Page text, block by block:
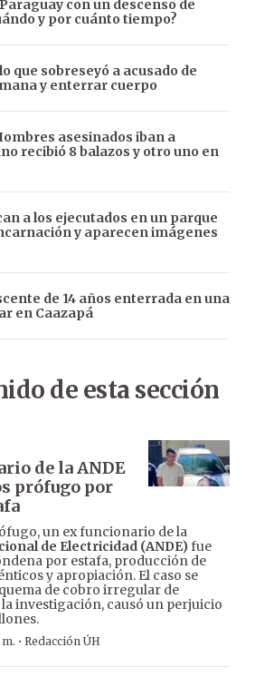
con un descenso de
y por cuánto tiempo?
que sobreseyó a acusado de
y enterrar cuerpo
asesinados iban a
recibió 8 balazos y otro uno en
a los ejecutados en un parque
y aparecen imágenes
de 14 años enterrada en una
en Caazapá
de esta sección
de la ANDE
prófugo por
un ex funcionario de la
de Electricidad (ANDE)fue
por estafa, producción de
y apropiación. El caso se
de cobro irregular de
investigación, causó un perjuicio
· Redacción ÚH